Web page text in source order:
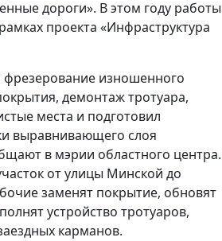
дороги». В этом году работы
проекта «Инфраструктура
изношенного
демонтаж тротуара,
места и подготовил
выравнивающего слоя
в мэрии областного центра.
от улицы Минской до
заменят покрытие, обновят
устройство тротуаров,
карманов.